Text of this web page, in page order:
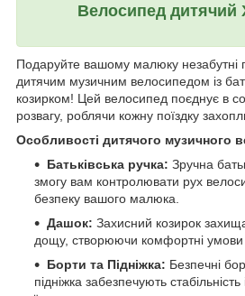
Велосипед дитячий
Подаруйте вашому малюку незабутні
дитячим музичним велосипедом із
козирком! Цей велосипед поєднує в
розвагу, роблячи кожну поїздку
Особливості дитячого музичного
Батьківська ручка: Зручна
змогу вам контролювати рух
безпеку вашого малюка.
Дашок: Захисний козирок
дощу, створюючи комфортні умови
Борти та Підніжка: Безпечні
підніжка забезпечують